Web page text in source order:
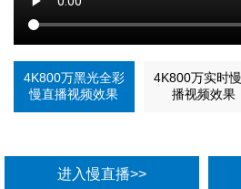
4K800万黑光全彩
慢直播视频效果
4K800万实时
播视频效果
进入慢直播>>